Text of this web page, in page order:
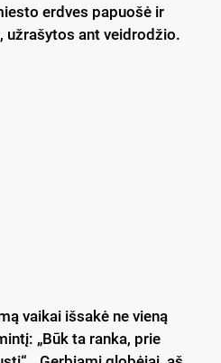
erdves papuošė ir
užrašytos ant veidrodžio.
vaikai išsakė ne vieną
„Būk ta ranka, prie